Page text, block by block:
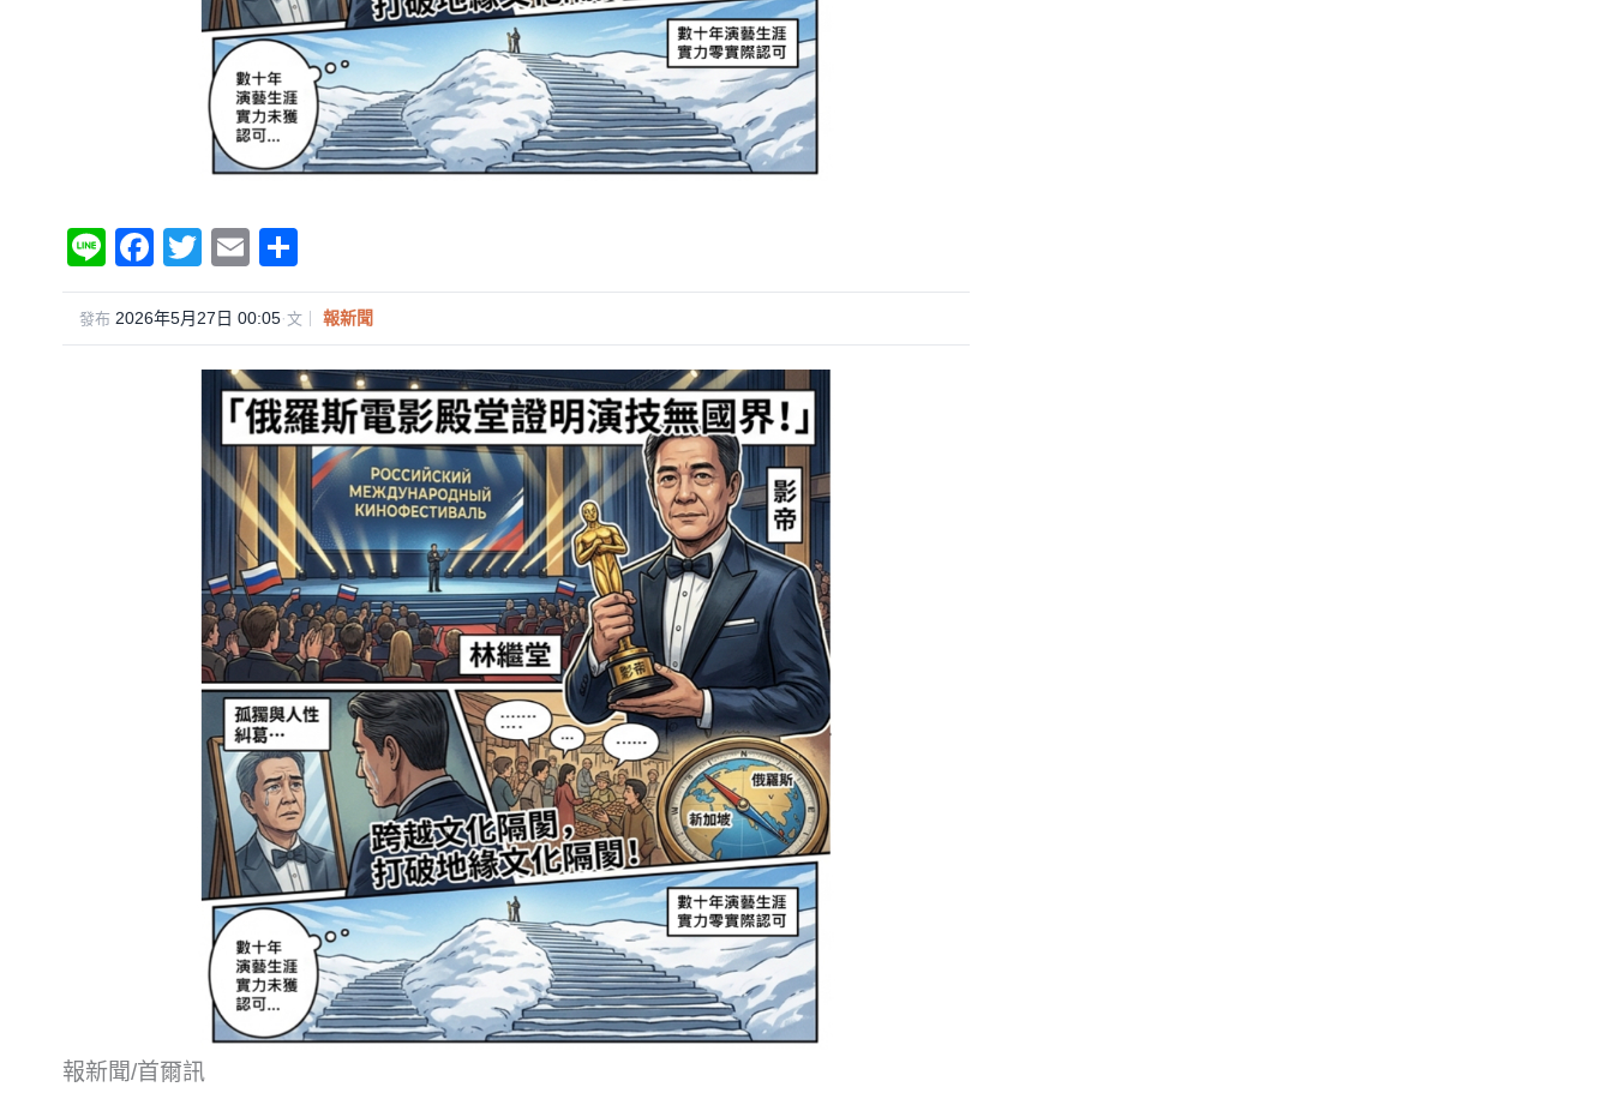
Li
n
e
F
a
c
T
wi
tt
er
E
m
ail
享
發布 2026年5月27日 00:05·文｜ 報新聞
報新聞/首爾訊